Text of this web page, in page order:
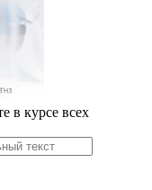
в курсе всех